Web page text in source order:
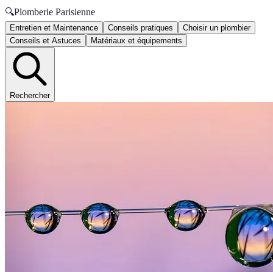
🔍Plomberie Parisienne
Entretien et Maintenance Conseils pratiques
Choisir un plombier
Conseils et Astuces
Matériaux et équipements
Rechercher